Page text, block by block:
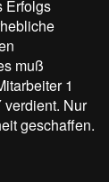
Erfolgs
muß
1
verdient. Nur
geschaffen.